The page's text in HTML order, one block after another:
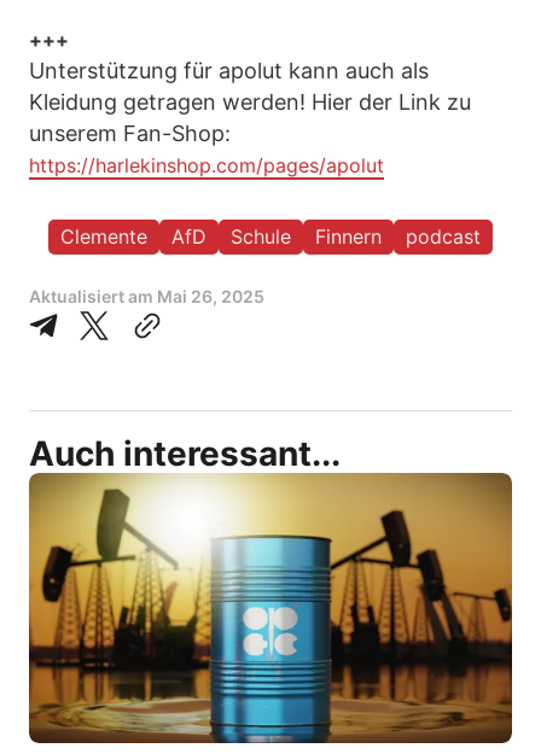
+++
Unterstützung für apolut kann auch als
Kleidung getragen werden! Hier der Link zu
unserem Fan-Shop:
https://harlekinshop.com/pages/apolut
Clemente AfD Schule Finnern podcast
Aktualisiert am Mai 26, 2025
Auch interessant...